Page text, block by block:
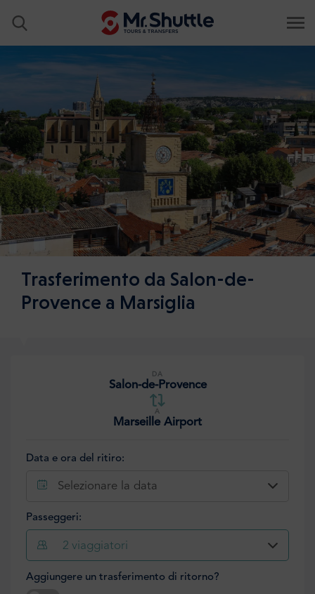
Trasferimento da Salon-de-
Provence a Marsiglia
DA
Salon-de-Provence
A
Marseille Airport
Data e ora del ritiro:
Selezionare la data
Passeggeri:
2 viaggiatori
Aggiungere un trasferimento di ritorno?